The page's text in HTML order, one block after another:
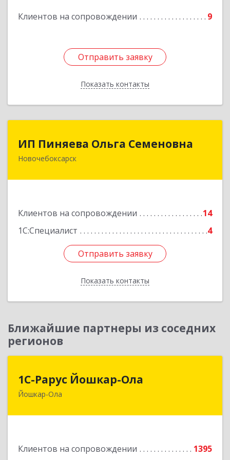
Клиентов на сопровождении 9
Отправить заявку
Показать контакты
Отправить заявку
Назад
ИП Пиняева Ольга Семеновна
Новочебоксарск
Клиентов на сопровождении
14
1С:Специалист
4
Отправить заявку
Показать контакты
429965, Чувашская Республика - Чувашия,
Подробнее
Отправить заявку
Назад
Ближайшие партнеры из соседних
регионов
1С-Рарус Йошкар-Ола
Йошкар-Ола
Клиентов на сопровождении 1395
424004, Марий Эл Респ, Йошкар-Ола г, Волкова